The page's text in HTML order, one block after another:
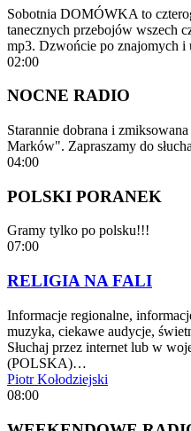
Sobotnia DOMÓWKA to
tanecznych przebojów wszech
mp3. Dzwońcie po znajomych
02:00
NOCNE RADIO
Starannie dobrana i
Marków". Zapraszamy do
04:00
POLSKI PORANEK
Gramy tylko po polsku!!!
07:00
RELIGIA NA FALI
Informacje regionalne,
muzyka, ciekawe audycje,
Słuchaj przez internet lub w
(POLSKA)…
Piotr Kołodziejski
08:00